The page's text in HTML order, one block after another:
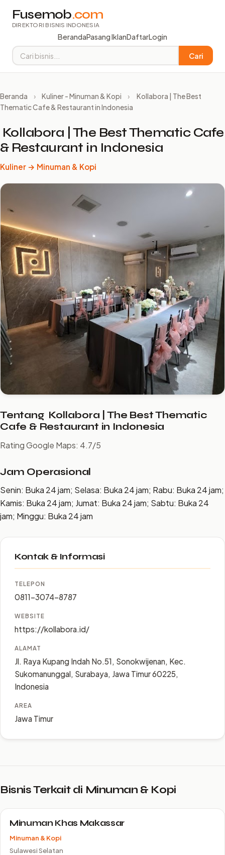
Fusemob.com
DIREKTORI BISNIS INDONESIA
BerandaPasang IklanDaftarLogin
Cari
Beranda › Kuliner - Minuman & Kopi ›
️ Kollabora | The Best
Thematic Cafe & Restaurant in Indonesia
️ Kollabora | The Best Thematic Cafe
& Restaurant in Indonesia
Kuliner → Minuman & Kopi
Tentang ️ Kollabora | The Best Thematic
Cafe & Restaurant in Indonesia
Rating Google Maps: 4.7/5
Jam Operasional
Senin: Buka 24 jam; Selasa: Buka 24 jam; Rabu: Buka 24 jam;
Kamis: Buka 24 jam; Jumat: Buka 24 jam; Sabtu: Buka 24
jam; Minggu: Buka 24 jam
Kontak & Informasi
TELEPON
0811-3074-8787
WEBSITE
https://kollabora.id/
ALAMAT
Jl. Raya Kupang Indah No.51, Sonokwijenan, Kec.
Sukomanunggal, Surabaya, Jawa Timur 60225,
Indonesia
AREA
Jawa Timur
Bisnis Terkait di Minuman & Kopi
Minuman Khas Makassar
Minuman & Kopi
Sulawesi Selatan